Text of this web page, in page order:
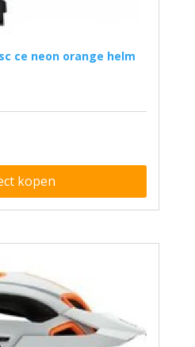
ce neon orange helm
kopen